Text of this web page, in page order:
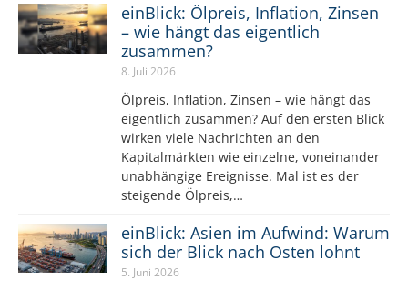
einBlick: Ölpreis, Inflation, Zinsen
– wie hängt das eigentlich
zusammen?
8. Juli 2026
Ölpreis, Inflation, Zinsen – wie hängt das
eigentlich zusammen? Auf den ersten Blick
wirken viele Nachrichten an den
Kapitalmärkten wie einzelne, voneinander
unabhängige Ereignisse. Mal ist es der
steigende Ölpreis,…
einBlick: Asien im Aufwind: Warum
sich der Blick nach Osten lohnt
5. Juni 2026